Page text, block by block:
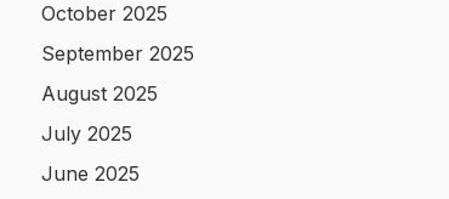
October 2025
September 2025
August 2025
July 2025
June 2025